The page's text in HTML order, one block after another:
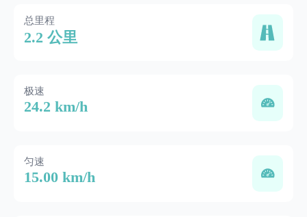
总里程
2.2 公里
极速
24.2 km/h
匀速
15.00 km/h